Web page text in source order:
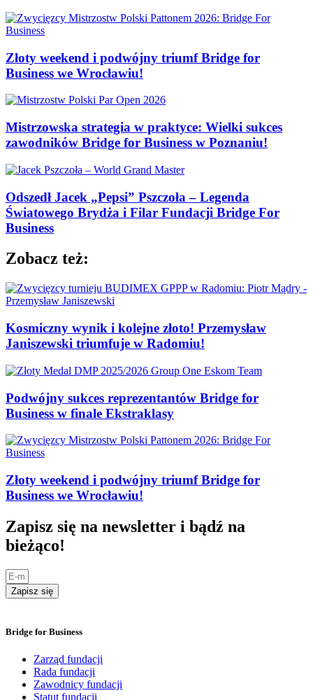
Złoty weekend i podwójny triumf Bridge for
Business we Wrocławiu!
Mistrzowska strategia w praktyce: Wielki sukces
zawodników Bridge for Business w Poznaniu!
Odszedł Jacek „Pepsi” Pszczoła – Legenda
Światowego Brydża i Filar Fundacji Bridge For
Business
Zobacz też:
Kosmiczny wynik i kolejne złoto! Przemysław
Janiszewski triumfuje w Radomiu!
Podwójny sukces reprezentantów Bridge for
Business w finale Ekstraklasy
Złoty weekend i podwójny triumf Bridge for
Business we Wrocławiu!
Zapisz się na newsletter i bądź na
bieżąco!
Zapisz się
Bridge for Business
Zarząd fundacji
Rada fundacji
Zawodnicy fundacji
Statut fundacji